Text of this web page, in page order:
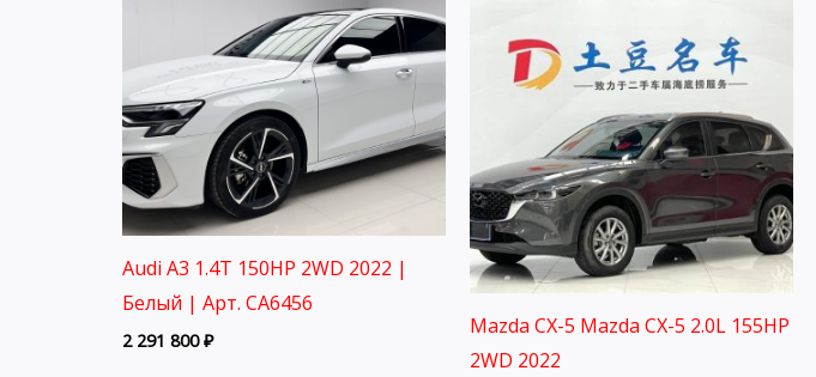
Audi A3 1.4T 150HP 2WD 2022 |
Белый | Арт. CA6456
2 291 800₽
Mazda CX-5 Mazda CX-5 2.0L 155HP
2WD 2022